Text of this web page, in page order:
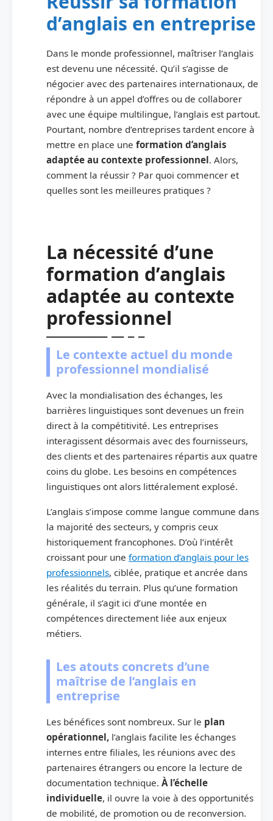
d’anglais en entreprise
Dans le monde professionnel, maîtriser l’anglais
est devenu une nécessité. Qu’il s’agisse de
négocier avec des partenaires internationaux, de
répondre à un appel d’offres ou de collaborer
avec une équipe multilingue, l’anglais est partout.
Pourtant, nombre d’entreprises tardent encore à
mettre en place une formation d’anglais
adaptée au contexte professionnel. Alors,
comment la réussir ? Par quoi commencer et
quelles sont les meilleures pratiques ?
La nécessité d’une
formation d’anglais
adaptée au contexte
professionnel
Le contexte actuel du monde
professionnel mondialisé
Avec la mondialisation des échanges, les
barrières linguistiques sont devenues un frein
direct à la compétitivité. Les entreprises
interagissent désormais avec des fournisseurs,
des clients et des partenaires répartis aux quatre
coins du globe. Les besoins en compétences
linguistiques ont alors littéralement explosé.
L’anglais s’impose comme langue commune dans
la majorité des secteurs, y compris ceux
historiquement francophones. D’où l’intérêt
croissant pour une formation d’anglais pour les
professionnels, ciblée, pratique et ancrée dans
les réalités du terrain. Plus qu’une formation
générale, il s’agit ici d’une montée en
compétences directement liée aux enjeux
métiers.
Les atouts concrets d’une
maîtrise de l’anglais en
entreprise
Les bénéfices sont nombreux. Sur le plan
opérationnel, l’anglais facilite les échanges
internes entre filiales, les réunions avec des
partenaires étrangers ou encore la lecture de
documentation technique. À l’échelle
individuelle, il ouvre la voie à des opportunités
de mobilité, de promotion ou de reconversion.